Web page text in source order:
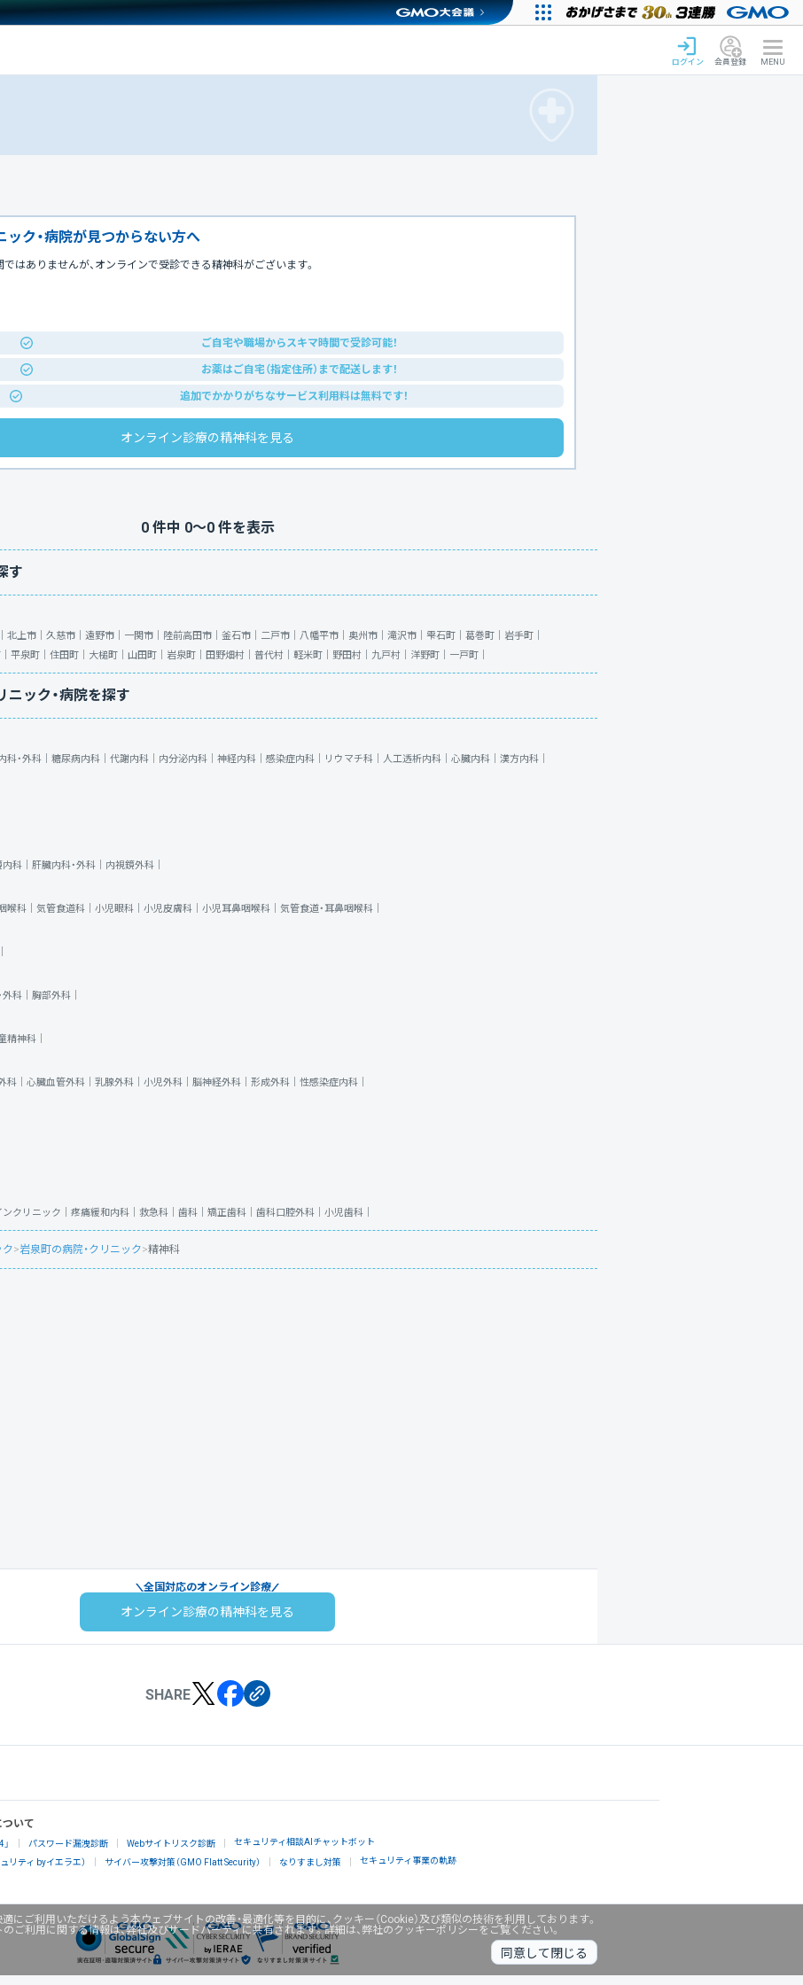
にご利用いただけるよう本ウェブサイトの改善・最適化等を目的に、クッキー（Cookie）及び類似の技術を利用しております。
ご利用に関する情報は、弊社及びサードパーティに共有されます。詳細は、弊社のクッキーポリシーをご覧ください。
同意して閉じる
ログイン 会員登録 MENU
ック・病院が見つからない方へ
はありませんが、オンラインで受診できる精神科がございます。
ご自宅や職場からスキマ時間で受診可能！
お薬はご自宅（指定住所）まで配送します！
追加でかかりがちなサービス利用料は無料です！
オンライン診療の精神科を見る
0件中 0〜0件を表示
す
北上市｜ 久慈市｜ 遠野市｜ 一関市｜ 陸前高田市｜ 釜石市｜ 二戸市｜ 八幡平市｜ 奥州市｜ 滝沢市｜ 雫石町｜ 葛巻町｜ 岩手町｜
平泉町｜ 住田町｜ 大槌町｜ 山田町｜ 岩泉町｜ 田野畑村｜ 普代村｜ 軽米町｜ 野田村｜ 九戸村｜ 洋野町｜ 一戸町｜
ック・病院を探す
科・外科｜ 糖尿病内科｜ 代謝内科｜ 内分泌内科｜ 神経内科｜ 感染症内科｜ リウマチ科｜ 人工透析内科｜ 心臓内科｜ 漢方内科｜
科｜ 肝臓内科・外科｜ 内視鏡外科｜
喉科｜ 気管食道科｜ 小児眼科｜ 小児皮膚科｜ 小児耳鼻咽喉科｜ 気管食道・耳鼻咽喉科｜
科｜ 胸部外科｜
精神科｜
科｜ 心臓血管外科｜ 乳腺外科｜ 小児外科｜ 脳神経外科｜ 形成外科｜ 性感染症内科｜
クリニック｜ 疼痛緩和内科｜ 救急科｜ 歯科｜ 矯正歯科｜ 歯科口腔外科｜ 小児歯科｜
ク>岩泉町の病院・クリニック>精神科
全国対応のオンライン診療
オンライン診療の精神科を見る
SHARE
いて
パスワード漏洩診断 Webサイトリスク診断 セキュリティ相談AIチャットボット
リティ byイエラエ） サイバー攻撃対策（GMO Flatt Security） なりすまし対策 セキュリティ事業の軌跡